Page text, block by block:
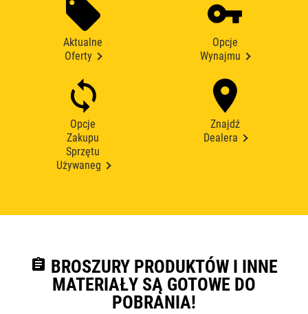
Aktualne
Oferty
Opcje
Wynajmu
Opcje
Zakupu
Sprzętu
Używaneg
Znajdź
Dealera
assignment BROSZURY PRODUKTÓW I INNE
MATERIAŁY SĄ GOTOWE DO
POBRANIA!